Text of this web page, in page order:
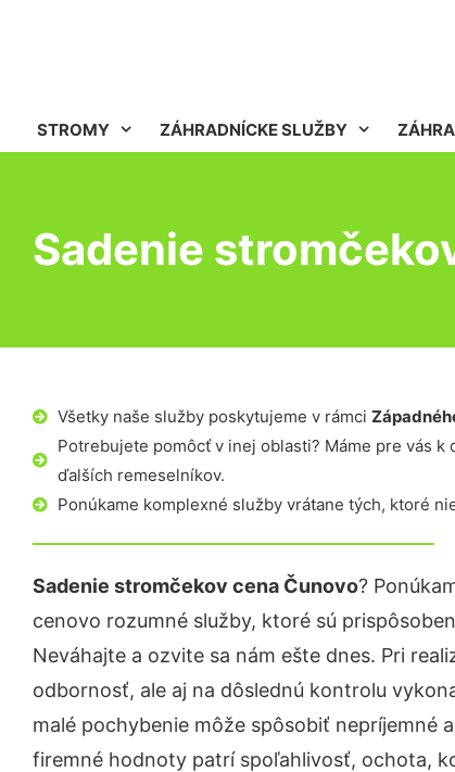
STROMY ZÁHRADNÍCKE SLUŽBY
Sadenie
Všetky naše služby poskytujeme v rámci
Potrebujete pomôcť v inej oblasti? Máme pre vás
ďalších remeselníkov.
Ponúkame komplexné služby vrátane tých, ktoré
Sadenie stromčekov cena Čunovo?
cenovo rozumné služby, ktoré sú
Neváhajte a ozvite sa nám ešte dnes. Pri
odbornosť, ale aj na dôslednú kontrolu
malé pochybenie môže spôsobiť nepríjemné
firemné hodnoty patrí spoľahlivosť, ochota,